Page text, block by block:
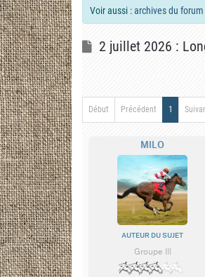
Voir aussi :archives du
2 juillet 2026 :
Début Précédent 1
MILO
AUTEUR DU SUJET
Groupe III